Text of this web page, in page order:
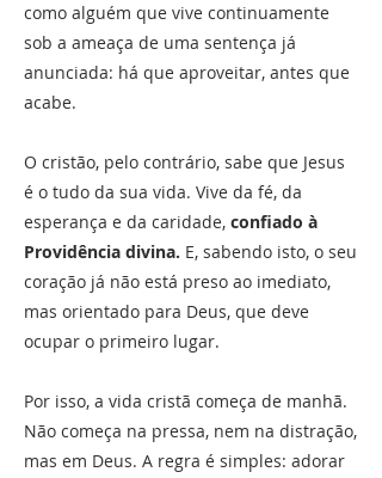
como alguém que vive continuamente
sob a ameaça de uma sentença já
anunciada: há que aproveitar, antes que
acabe.
O cristão, pelo contrário, sabe que Jesus
é o tudo da sua vida. Vive da fé, da
esperança e da caridade, confiado à
Providência divina. E, sabendo isto, o seu
coração já não está preso ao imediato,
mas orientado para Deus, que deve
ocupar o primeiro lugar.
Por isso, a vida cristã começa de manhã.
Não começa na pressa, nem na distração,
mas em Deus. A regra é simples: adorar